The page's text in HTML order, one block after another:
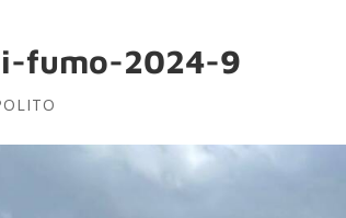
fumo-2024-9